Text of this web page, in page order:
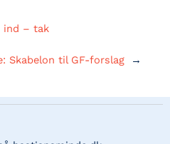
ind – tak
Skabelon til GF-forslag →